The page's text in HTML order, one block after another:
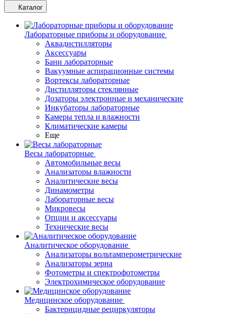
Каталог
Лабораторные приборы и оборудование
Аквадистилляторы
Аксессуары
Бани лабораторные
Вакуумные аспирационные системы
Вортексы лабораторные
Дистилляторы стеклянные
Дозаторы электронные и механические
Инкубаторы лабораторные
Камеры тепла и влажности
Климатические камеры
Еще
Весы лабораторные
Автомобильные весы
Анализаторы влажности
Аналитические весы
Динамометры
Лабораторные весы
Микровесы
Опции и аксессуары
Технические весы
Аналитическое оборудование
Анализаторы вольтамперометрические
Анализаторы зерна
Фотометры и спектрофотометры
Электрохимическое оборудование
Медицинское оборудование
Бактерицидные рециркуляторы